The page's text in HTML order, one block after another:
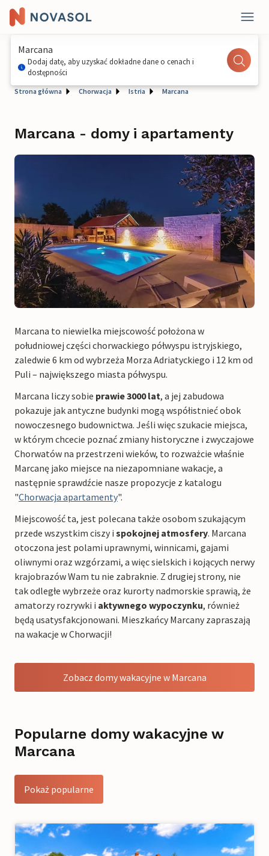
Marcana
Dodaj datę, aby uzyskać dokładne dane o cenach i
dostępności
Strona główna Chorwacja Istria Marcana
Marcana - domy i apartamenty
Marcana to niewielka miejscowość położona w
południowej części chorwackiego półwyspu istryjskiego,
zaledwie 6 km od wybrzeża Morza Adriatyckiego i 12 km od
Puli – największego miasta półwyspu.
Marcana liczy sobie prawie 3000 lat, a jej zabudowa
pokazuje jak antyczne budynki mogą współistnieć obok
nowoczesnego budownictwa. Jeśli więc szukacie miejsca,
w którym chcecie poznać zmiany historyczne i zwyczajowe
Chorwatów na przestrzeni wieków, to rozważcie właśnie
Marcanę jako miejsce na niezapomniane wakacje, a
następnie sprawdźcie nasze propozycje z katalogu
"Chorwacja apartamenty".
Miejscowość ta, jest polecana także osobom szukającym
przede wszystkim ciszy i spokojnej atmosfery. Marcana
otoczona jest polami uprawnymi, winnicami, gajami
oliwnymi oraz wzgórzami, a więc sielskich i kojących nerwy
krajobrazów Wam tu nie zabraknie. Z drugiej strony, nie
tak odległe wybrzeże oraz kurorty nadmorskie sprawią, że
amatorzy rozrywki i aktywnego wypoczynku, również
będą usatysfakcjonowani. Mieszkańcy Marcany zapraszają
na wakacje w Chorwacji!
Zobacz domy wakacyjne w Marcana
Popularne domy wakacyjne w
Marcana
Pokaż popularne